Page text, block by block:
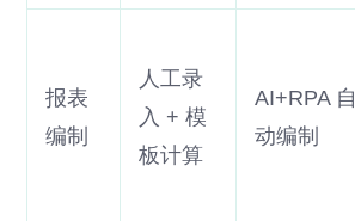
报表
编制
人工录
入 + 模
板计算
AI+RPA 自
动编制